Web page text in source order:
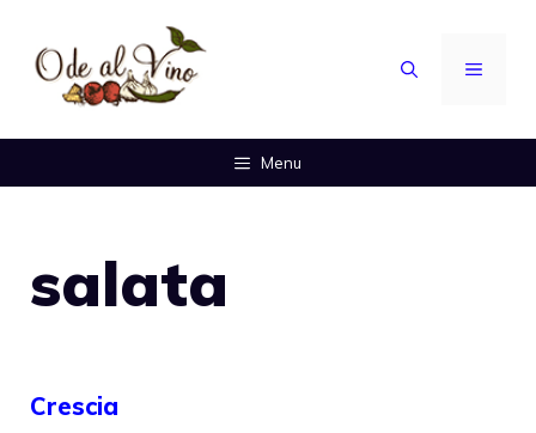
contenuto
MENU
Menu
salata
Crescia